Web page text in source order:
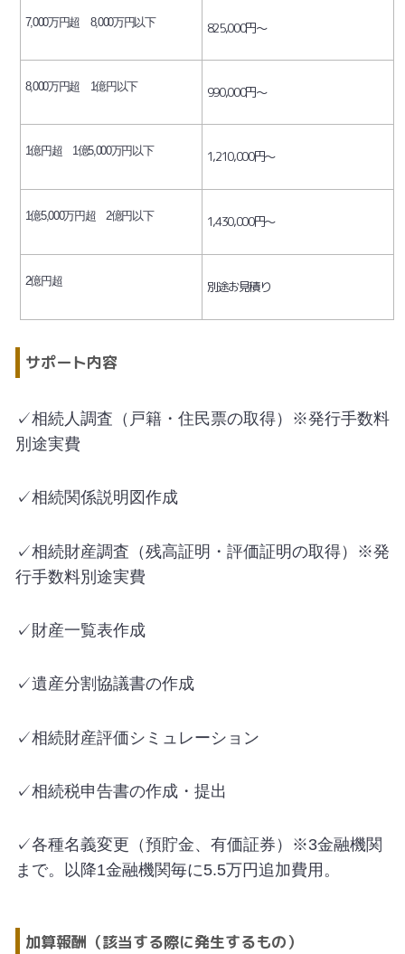
7,000万円超 8,000万円以下 825,000円～
8,000万円超 1億円以下 990,000円～
1億円超 1億5,000万円以下 1,210,000円～
1億5,000万円超 2億円以下 1,430,000円～
2億円超 別途お見積り
サポート内容
✓相続人調査（戸籍・住民票の取得）※発行手数料
別途実費
✓相続関係説明図作成
✓相続財産調査（残高証明・評価証明の取得）※発
行手数料別途実費
✓財産一覧表作成
✓遺産分割協議書の作成
✓相続財産評価シミュレーション
✓相続税申告書の作成・提出
✓各種名義変更（預貯金、有価証券）※3金融機関
まで。以降1金融機関毎に5.5万円追加費用。
加算報酬（該当する際に発生するもの）